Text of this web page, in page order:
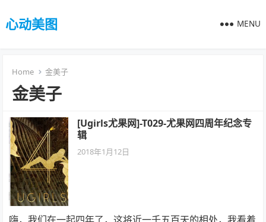
心动美图 MENU
Home 金美子
金美子
[Ugirls尤果网]-T029-尤果网四周年纪念专
辑
2018年1月12日